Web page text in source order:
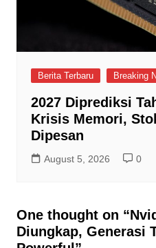
Berita Terbaru Breaking
2027 Diprediksi
Krisis Memori,
Dipesan
August 5, 2026 0
One thought on “
Diungkap, Generasi